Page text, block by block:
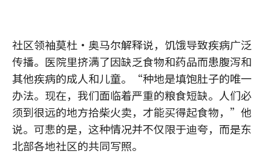
社区领袖莫杜·奥马尔解释说，饥饿导致疾病广泛
传播。医院里挤满了因缺乏食物和药品而患腹泻和
其他疾病的成人和儿童。“种地是填饱肚子的唯一
办法。现在，我们面临着严重的粮食短缺。人们必
须到很远的地方拾柴火卖，才能买得起食物，”他
说。可悲的是，这种情况并不仅限于迪夸，而是东
北部各地社区的共同写照。